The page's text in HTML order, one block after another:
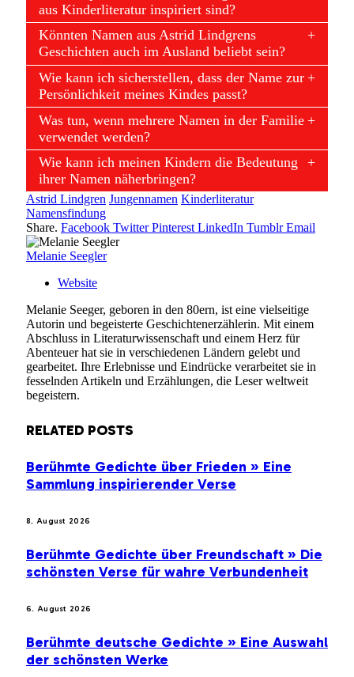
aus Kinderliteratur inspiriert sind?
Könnten Namen aus Astrid Lindgrens
Geschichten auch im Ausland beliebt sein?
Wie kann ich sicherstellen, dass der Name zur
Persönlichkeit meines Kindes passt?
Was tun, wenn mehrere Namen in der Familie
verwendet werden?
Wie kann ich meinen Kindern die Bedeutung
ihrer Namen näherbringen?
Astrid Lindgren Jungennamen Kinderliteratur
Namensfindung
Share. Facebook Twitter Pinterest LinkedIn Tumblr Email
Melanie Seegler
Website
Melanie Seeger, geboren in den 80ern, ist eine vielseitige
Autorin und begeisterte Geschichtenerzählerin. Mit einem
Abschluss in Literaturwissenschaft und einem Herz für
Abenteuer hat sie in verschiedenen Ländern gelebt und
gearbeitet. Ihre Erlebnisse und Eindrücke verarbeitet sie in
fesselnden Artikeln und Erzählungen, die Leser weltweit
begeistern.
RELATED POSTS
Berühmte Gedichte über Frieden » Eine
Sammlung inspirierender Verse
8. August 2026
Berühmte Gedichte über Freundschaft » Die
schönsten Verse für wahre Verbundenheit
6. August 2026
Berühmte deutsche Gedichte » Eine Auswahl
der schönsten Werke